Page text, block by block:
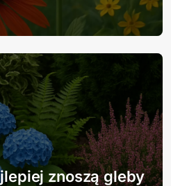
znoszą gleby